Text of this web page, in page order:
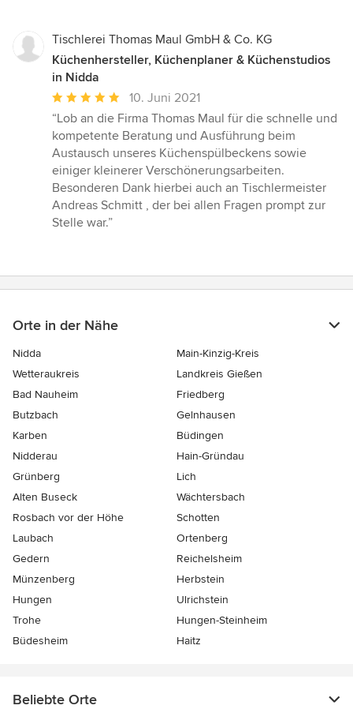
Tischlerei Thomas Maul GmbH & Co. KG
Küchenhersteller, Küchenplaner & Küchenstudios
in Nidda
Durchschnittliche
Bewertung:
5
von
5
Sternen
10. Juni 2021
“Lob an die Firma Thomas Maul für die schnelle und
kompetente Beratung und Ausführung beim
Austausch unseres Küchenspülbeckens sowie
einiger kleinerer Verschönerungsarbeiten.
Besonderen Dank hierbei auch an Tischlermeister
Andreas Schmitt , der bei allen Fragen prompt zur
Stelle war.”
Orte in der Nähe
Nidda
Main-Kinzig-Kreis
Wetteraukreis
Landkreis Gießen
Bad Nauheim
Friedberg
Butzbach
Gelnhausen
Karben
Büdingen
Nidderau
Hain-Gründau
Grünberg
Lich
Alten Buseck
Wächtersbach
Rosbach vor der Höhe
Schotten
Laubach
Ortenberg
Gedern
Reichelsheim
Münzenberg
Herbstein
Hungen
Ulrichstein
Trohe
Hungen-Steinheim
Büdesheim
Haitz
Beliebte Orte